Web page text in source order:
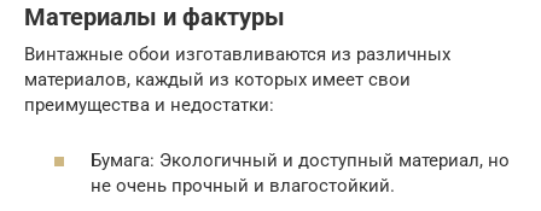
Материалы и фактуры
Винтажные обои изготавливаются из различных
материалов, каждый из которых имеет свои
преимущества и недостатки:
Бумага: Экологичный и доступный материал, но
не очень прочный и влагостойкий.